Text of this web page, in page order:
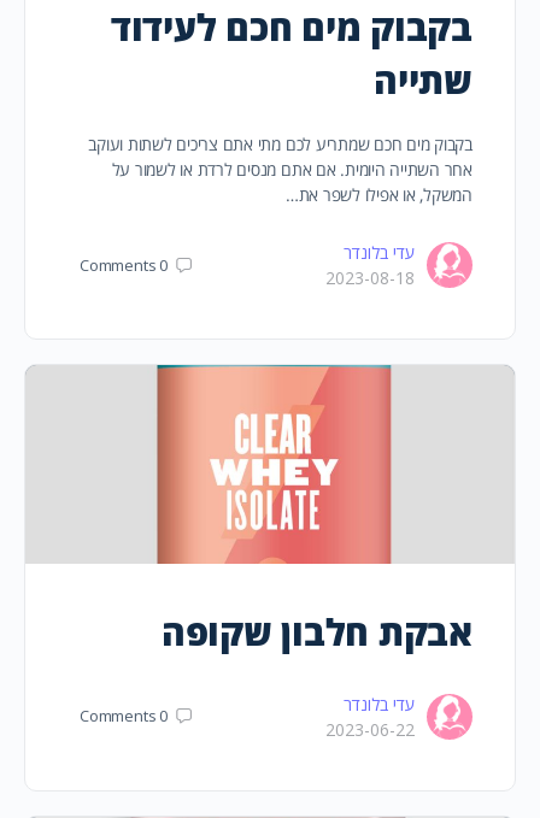
בקבוק מים חכם לעידוד
שתייה
בקבוק מים חכם שמתריע לכם מתי אתם צריכים לשתות ועוקב
אחר השתייה היומית. אם אתם מנסים לרדת או לשמור על
המשקל, או אפילו לשפר את…
עדי בלונדר
2023-08-18
0
Comments
אבקת חלבון שקופה
עדי בלונדר
2023-06-22
0
Comments